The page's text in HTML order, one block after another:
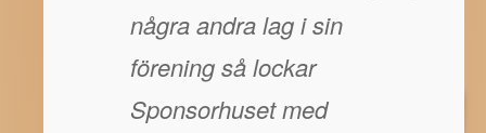
några andra lag i sin
förening så lockar
Sponsorhuset med